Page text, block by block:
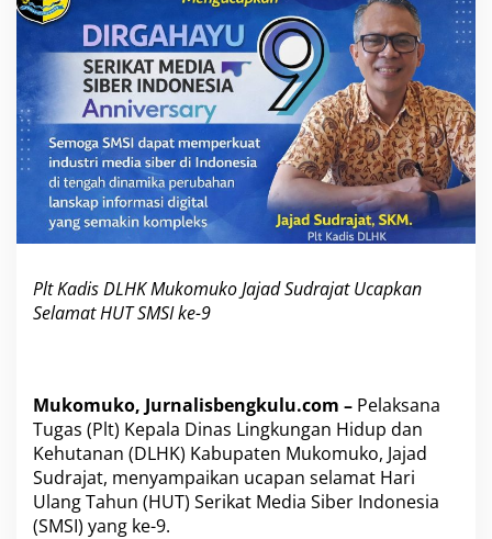
M
u
o
m
u
k
o
J
a
j
a
d
u
t
U
c
a
p
k
Plt Kadis DLHK Mukomuko Jajad Sudrajat Ucapkan
Selamat HUT SMSI ke-9
Mukomuko, Jurnalisbengkulu.com – Pelaksana
Tugas (Plt) Kepala Dinas Lingkungan Hidup dan
Kehutanan (DLHK) Kabupaten Mukomuko, Jajad
Sudrajat, menyampaikan ucapan selamat Hari
Ulang Tahun (HUT) Serikat Media Siber Indonesia
(SMSI) yang ke-9.